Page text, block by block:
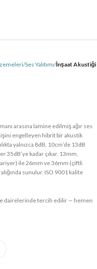
Ses Yalıtımı İnşaat Akustiği
arasına lamine edilmiş ağır ses
engelleyen hibrit bir akustik
yalnızca 8dB, 10cm’de 13dB
35dB’ye kadar çıkar. 13mm,
ile 26mm ve 36mm (çiftli
sunulur. ISO 9001 kalite
dairelerinde tercih edilir — hemen